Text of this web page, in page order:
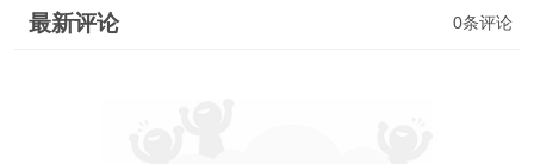
0条评论
最新评论